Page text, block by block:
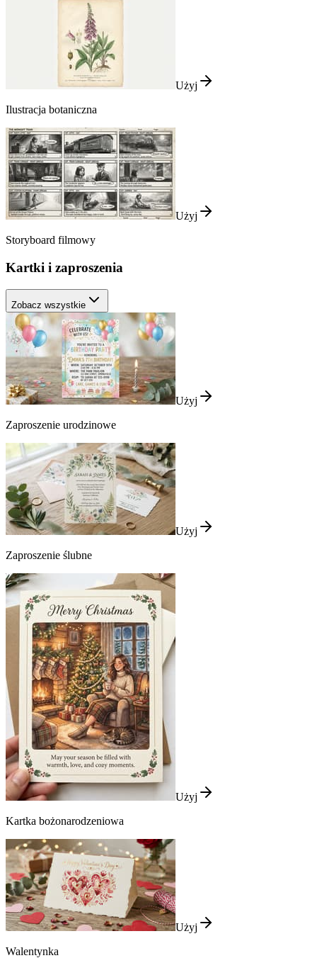
Użyj
Ilustracja botaniczna
Użyj
Storyboard filmowy
Kartki i zaproszenia
Zobacz wszystkie
Użyj
Zaproszenie urodzinowe
Użyj
Zaproszenie ślubne
Użyj
Kartka bożonarodzeniowa
Użyj
Walentynka